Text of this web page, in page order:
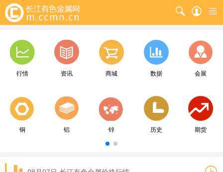
行情 资讯 商城 数据 会展
铜 铝 锌 历史 期货